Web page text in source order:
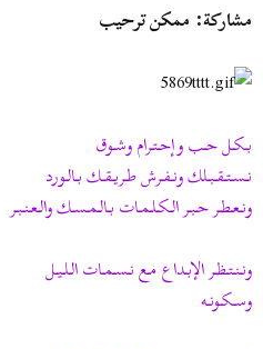
مشاركة: ممكن ترحيب
بــكــل حــب وإحــتــرام وشــوق
نــســتــقــبــلك ونــفــرش طــريــقــك بــالــورد
ونــعــطــر حــبــر الــكــلــمــات بــالــمــســك والــعــنــبــر
ونــنــتــظــر الإبــداع مــع نــســمــات الــلــيــل
وســكــونــه